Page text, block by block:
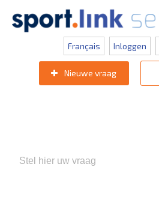
Français Inloggen
Nieuwe vraag